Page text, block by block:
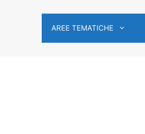
AREE TEMATICHE